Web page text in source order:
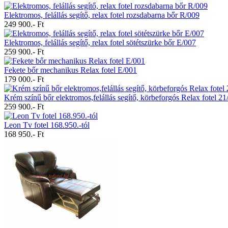
Elektromos, felállás segítő, relax fotel rozsdabarna bőr R/009
249 900.- Ft
Elektromos, felállás segítő, relax fotel sötétszürke bőr E/007
259 900.- Ft
Fekete bőr mechanikus Relax fotel E/001
179 000.- Ft
Krém színű bőr elektromos,felállás segítő, körbeforgós Relax fotel
259 900.- Ft
Leon Tv fotel 168.950.-tól
168 950.- Ft